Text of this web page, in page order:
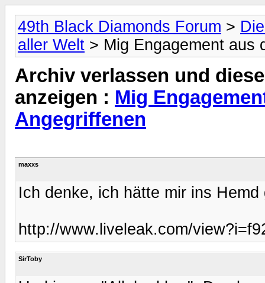
49th Black Diamonds Forum >
aller Welt > Mig Engagement aus
Archiv verlassen und
anzeigen : Mig
Angegriffenen
maxxs
Ich denke, ich hätte mir ins Hemd
http://www.liveleak.com/
SirToby